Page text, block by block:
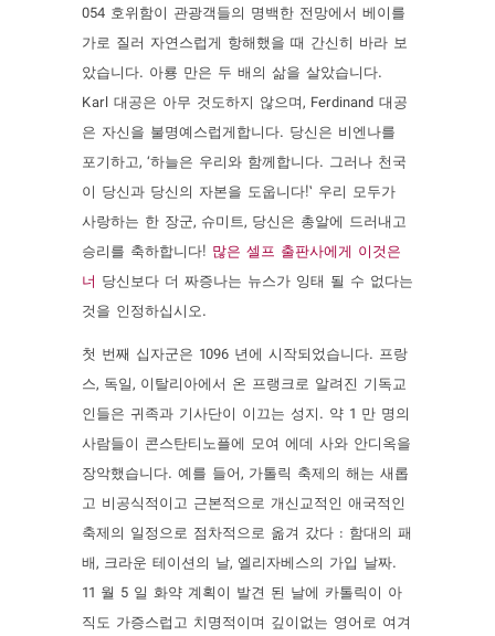
054 호위함이 관광객들의 명백한 전망에서 베이를
가로 질러 자연스럽게 항해했을 때 간신히 바라 보
았습니다. 아룡 만은 두 배의 삶을 살았습니다.
Karl 대공은 아무 것도하지 않으며, Ferdinand 대공
은 자신을 불명예스럽게합니다. 당신은 비엔나를
포기하고, ‘하늘은 우리와 함께합니다. 그러나 천국
이 당신과 당신의 자본을 도웁니다!’ 우리 모두가
사랑하는 한 장군, 슈미트, 당신은 총알에 드러내고
승리를 축하합니다! 많은 셀프 출판사에게 이것은
너 당신보다 더 짜증나는 뉴스가 잉태 될 수 없다는
것을 인정하십시오.
첫 번째 십자군은 1096 년에 시작되었습니다. 프랑
스, ​​독일, 이탈리아에서 온 프랭크로 알려진 기독교
인들은 귀족과 기사단이 이끄는 성지. 약 1 만 명의
사람들이 콘스탄티노플에 모여 에데 사와 안디옥을
장악했습니다. 예를 들어, 가톨릭 축제의 해는 새롭
고 비공식적이고 근본적으로 개신교적인 애국적인
축제의 일정으로 점차적으로 옮겨 갔다 : 함대의 패
배, 크라운 테이션의 날, 엘리자베스의 가입 날짜.
11 월 5 일 화약 계획이 발견 된 날에 카톨릭이 아
직도 가증스럽고 치명적이며 깊이없는 영어로 여겨